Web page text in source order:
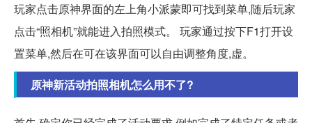
玩家点击原神界面的左上角小派蒙即可找到菜单,随后玩家
点击“照相机”就能进入拍照模式。 玩家通过按下F1打开设
置菜单,然后在可在该界面可以自由调整角度,虚。
原神新活动拍照相机怎么用不了?